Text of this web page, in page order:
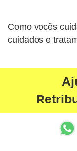
Como vocês
cuidados e